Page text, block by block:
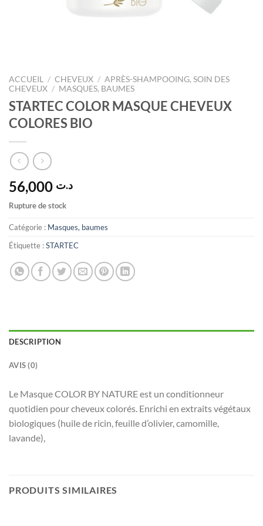
ACCUEIL / CHEVEUX / APRÈS-SHAMPOOING, SOIN DES
CHEVEUX / MASQUES, BAUMES
STARTEC COLOR MASQUE CHEVEUX
COLORES BIO
د.ت
Rupture de stock
Catégorie : Masques, baumes
Étiquette :STARTEC
DESCRIPTION
AVIS (0)
Le Masque COLOR BY NATURE est un conditionneur
quotidien pour cheveux colorés. Enrichi en extraits végétaux
biologiques (huile de ricin, feuille d’olivier, camomille,
lavande),
PRODUITS SIMILAIRES